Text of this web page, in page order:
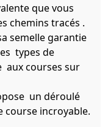
que vous
chemins tracés .
semelle garantie
types de
aux courses sur
un déroulé
course incroyable.